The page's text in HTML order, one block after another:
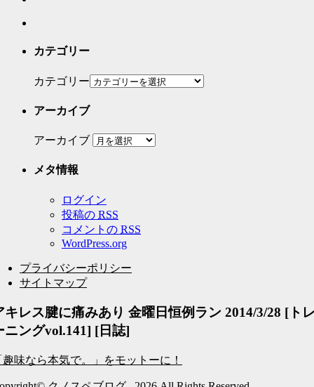
カテゴリー
カテゴリー
アーカイブ
アーカイブ
メタ情報
ログイン
投稿の RSS
コメントの RSS
WordPress.org
プライバシーポリシー
サイトマップ
キレス腱に痛みあり 金曜日恒例ラン 2014/3/28 [ト
ニングvol.141] [日誌]
趣味なら本気で。」をモットーに！